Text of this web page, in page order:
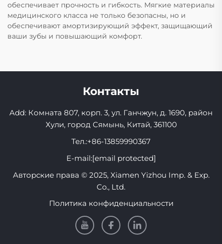
обеспечивает прочность и гибкость. Мягкие материалы
медицинского класса не только безопасны, но и
обеспечивают амортизирующий эффект, защищающий
ваши зубы и повышающий комфорт.
Контакты
Add: Комната 807, корп. 3, ул. Ганчжун, д. 1690, район
Хули, город Сямынь, Китай, 361100
Тел.:+86-13859990367
E-mail:[email protected]
Авторские права © 2025, Xiamen Yizhou Imp. & Exp.
Co., Ltd.
Политика конфиденциальности